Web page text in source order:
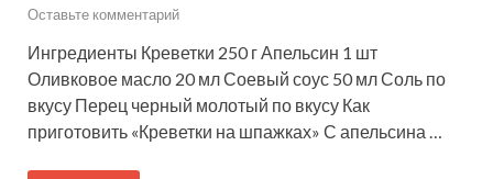
Оставьте комментарий
Ингредиенты Креветки 250 г Апельсин 1 шт
Оливковое масло 20 мл Соевый соус 50 мл Соль по
вкусу Перец черный молотый по вкусу Как
приготовить «Креветки на шпажках» С апельсина …